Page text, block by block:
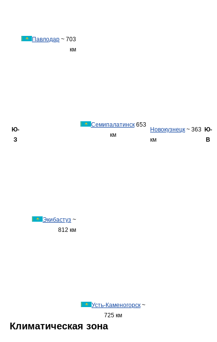
Ю-
З
Павлодар ~ 703
км
Экибастуз ~
812 км
Семипалатинск653
км
Усть-Каменогорск ~
725 км
Новокузнецк ~ 363
км
Ю-
В
Климатическая зона